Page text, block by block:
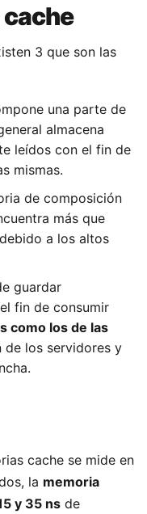
3 que son las
una parte de
almacena
leídos con el fin de
mismas.
de composición
más que
debido a los altos
guardar
fin de consumir
como los de las
de los servidores y
cache se mide en
la memoria
y 35 ns de